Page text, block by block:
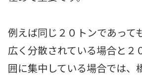
例えば同じ２０トンであって
広く分散されている場合と２
囲に集中している場合では、